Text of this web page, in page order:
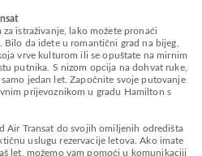
istraživanje, lako možete pronaći
Bilo da idete u romantični grad na bijeg,
vrve kulturom ili se opuštate na mirnim
putnika. S nizom opcija na dohvat ruke,
jedan let. Započnite svoje putovanje
prijevoznikom u gradu Hamilton s
Air Transat do svojih omiljenih odredišta
uslugu rezervacije letova. Ako imate
let, možemo vam pomoći u komunikaciji